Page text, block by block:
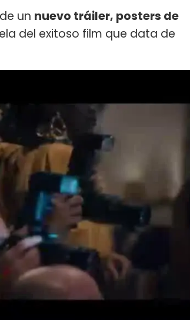
un nuevo tráiler, posters de
del exitoso film que data de